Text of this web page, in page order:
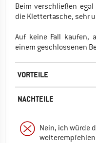
Beim verschließen
die Klettertasche, sehr
Auf keine Fall kaufen,
einem geschlossenen
VORTEILE
NACHTEILE
Nein, ich würde
weiterempfehlen